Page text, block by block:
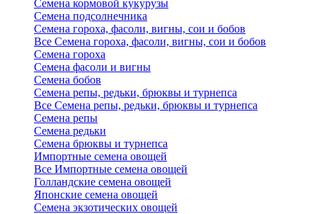
Семена кормовой кукурузы
Семена подсолнечника
Семена гороха, фасоли, вигны, сои и бобов
Все Семена гороха, фасоли, вигны, сои и бобов
Семена гороха
Семена фасоли и вигны
Семена бобов
Семена репы, редьки, брюквы и турнепса
Все Семена репы, редьки, брюквы и турнепса
Семена репы
Семена редьки
Семена брюквы и турнепса
Импортные семена овощей
Все Импортные семена овощей
Голландские семена овощей
Японские семена овощей
Семена экзотических овощей